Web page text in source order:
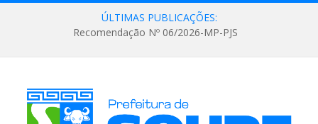
ÚLTIMAS PUBLICAÇÕES:
Recomendação Nº 06/2026-MP-PJS